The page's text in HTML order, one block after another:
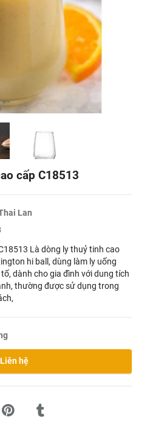
cấp C18513
Lan
Là dòng ly thuỷ tinh cao
hi ball, dùng làm ly uống
dành cho gia đình với dung tích
thường được sử dụng trong
Liên hệ